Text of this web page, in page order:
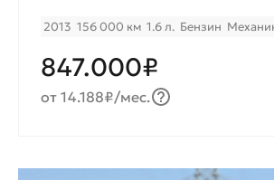
2013 156 000 км 1.6 л. Бензин
847.000₽
от 14.188₽/мес.